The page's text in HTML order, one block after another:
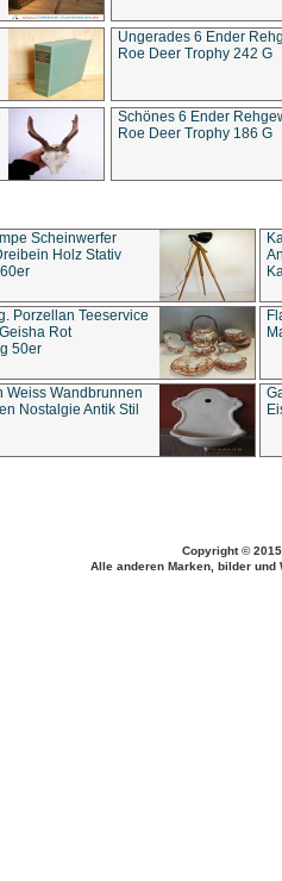
Ungerades 6 Ender
Roe Deer Trophy 242 G
Schönes 6 Ender
Roe Deer Trophy 186 G
Scheinwerfer
Holz Stativ
Porzellan Teeservice
Rot
50er
Weiss Wandbrunnen
Nostalgie Antik Stil
Copyright ©
Alle anderen Marken, bilder und